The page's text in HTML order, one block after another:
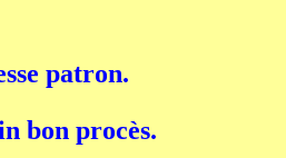
patron.
bon procès.